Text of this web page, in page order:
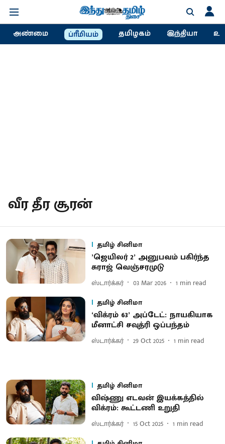
அண்மை ப்ரீமியம் தமிழகம் இந்தியா
வீர தீர சூரன்
தமிழ் சினிமா
’ஜெயிலர் 2’ அனுபவம் பகிர்ந்த
சுராஜ் வெஞ்சரமுடு
ஸ்டார்க்கர் 03 Mar 2026 1 min read
தமிழ் சினிமா
‘விக்ரம் 63’ அப்டேட்: நாயகியாக
மீனாட்சி சவுத்ரி ஒப்பந்தம்
ஸ்டார்க்கர் 29 Oct 2025 1 min read
தமிழ் சினிமா
விஷ்ணு எடவன் இயக்கத்தில்
விக்ரம்: கூட்டணி உறுதி
ஸ்டார்க்கர் 15 Oct 2025 1 min read